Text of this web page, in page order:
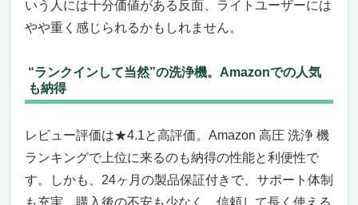
いう人には十分価値がある反面、ライトユーザーには
やや重く感じられるかもしれません。
“ランクインして当然”の洗浄機。Amazonでの人気
も納得
レビュー評価は★4.1と高評価。Amazon 高圧 洗浄 機
ランキングで上位に来るのも納得の性能と利便性で
す。しかも、24ヶ月の製品保証付きで、サポート体制